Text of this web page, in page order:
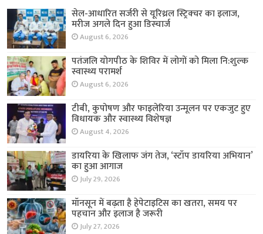
सेल-आधारित सर्जरी से यूरिथ्रल स्ट्रिक्चर का इलाज,
मरीज अगले दिन हुआ डिस्चार्ज
August 6, 2026
पतंजलि योगपीठ के शिविर में लोगों को मिला नि:शुल्क
स्वास्थ्य परामर्श
August 6, 2026
टीबी, कुपोषण और फाइलेरिया उन्मूलन पर एकजुट हुए
विधायक और स्वास्थ्य विशेषज्ञ
August 4, 2026
डायरिया के खिलाफ जंग तेज, ‘स्टॉप डायरिया अभियान’
का हुआ आगाज
July 29, 2026
मॉनसून में बढ़ता है हेपेटाइटिस का खतरा, समय पर
पहचान और इलाज है जरूरी
July 27, 2026